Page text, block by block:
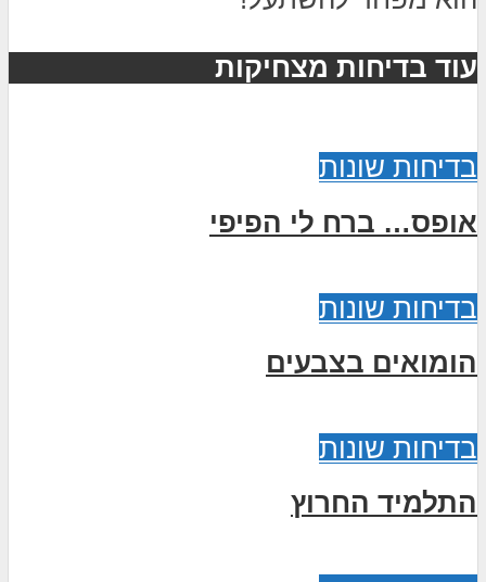
עוד בדיחות מצחיקות
בדיחות שונות
אופס… ברח לי הפיפי
בדיחות שונות
הומואים בצבעים
בדיחות שונות
התלמיד החרוץ